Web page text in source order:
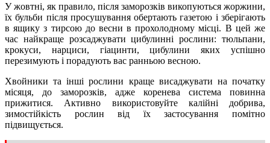
У жовтні, як правило, після заморозків викопуються жоржини,
їх бульби після просушування обертають газетою і зберігають
в ящику з тирсою до весни в прохолодному місці. В цей же
час найкраще розсаджувати цибулинні рослини: тюльпани,
крокуси, нарциси, гіацинти, цибулини яких успішно
перезимують і порадують вас ранньою весною.
Хвойники та інші рослини краще висаджувати на початку
місяця, до заморозків, адже коренева система повинна
прижитися. Активно використовуйте калійні добрива,
зимостійкість рослин від їх застосування помітно
підвищується.